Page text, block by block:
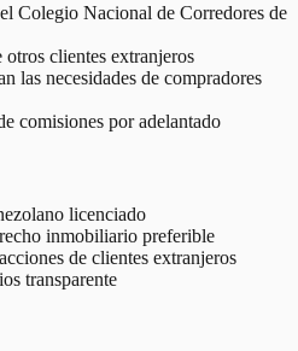
Colegio Nacional de Corredores de
otros clientes extranjeros
las necesidades de compradores
comisiones por adelantado
licenciado
inmobiliario preferible
de clientes extranjeros
transparente